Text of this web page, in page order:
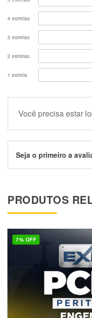
4 estrelas
3 estrelas
2 estrelas
1 estrela
Você precisa estar
Seja o primeiro a
PRODUTOS
7% OFF